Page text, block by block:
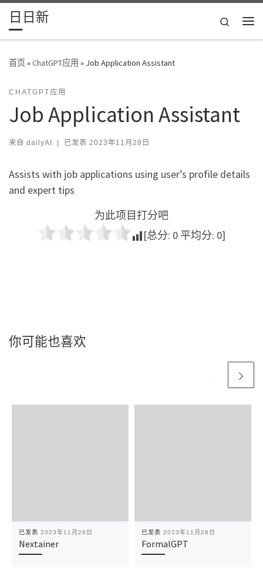
Skip to content
日日新
Search
首页»ChatGPT应用 » Job Application Assistant
CHATGPT应用
Job Application Assistant
来自 dailyAI | 已发表 2023年11月28日
Assists with job applications using user’s profile details
and expert tips
为此项目打分吧
[总分: 0 平均分: 0]
你可能也喜欢
已发表 2023年11月28日
Nextainer
已发表 2023年11月28日
FormalGPT